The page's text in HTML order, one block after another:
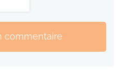
commentaire